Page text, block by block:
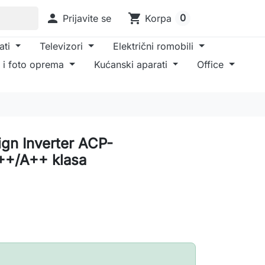
 Prijavite se shopping_cart Korpa 0
Televizori
Električni romobili
i foto oprema Kućanski aparati
Office
Inverter ACP-
A++ klasa